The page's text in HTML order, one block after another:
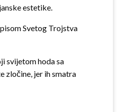
estetike.
Svetog Trojstva
svijetom hoda sa
zločine, jer ih smatra